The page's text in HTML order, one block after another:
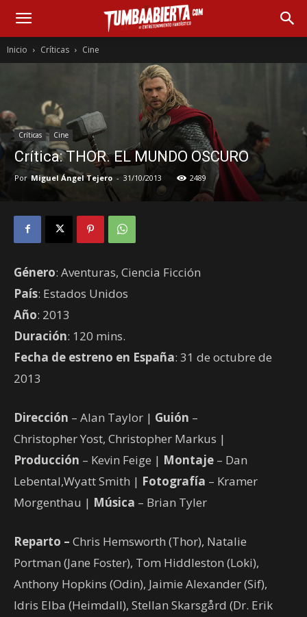
Inicio Críticas Cine
Críticas Cine
Crítica: THOR. EL MUNDO OSCURO
Por Miguel Ángel Tejero - 31/10/2013 2489
Género: Aventuras, Ciencia Ficción
País: Estados Unidos
Año: 2013
Duración: 120 mins.
Fecha de estreno en España: 31 de octubre de
2013
Dirección – Alan Taylor | Guión –
Christopher Yost, Christopher Markus |
Producción – Kevin Feige | Montaje – Dan
Lebental,Wyatt Smith | Fotografía – Kramer
Morgenthau | Música – Brian Tyler
Reparto – Chris Hemsworth (Thor), Natalie
Portman (Jane Foster), Tom Hiddleston (Loki),
Anthony Hopkins (Odin), Jaimie Alexander (Sif),
Idris Elba (Heimdall), Stellan Skarsgård (Dr. Erik